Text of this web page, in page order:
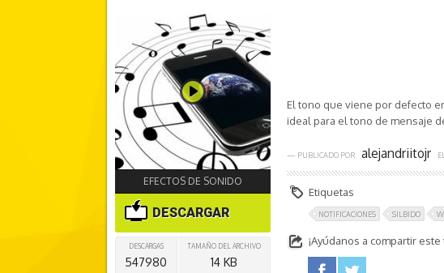
EFECTOS DE SONIDO
DESCARGAR
DESCARGAS
547980
TAMAÑO DEL ARCHIVO
14 KB
El tono que viene por defecto
ideal para el tono de mensaje
— PUBLICADO POR alejandriitojr EL
Etiquetas
NOTIFICACIONES SILBIDO
¡Ayúdanos a compartir este
facebook